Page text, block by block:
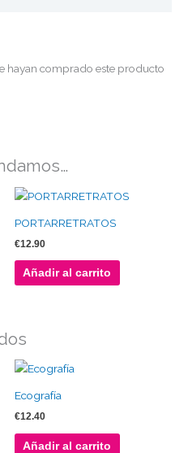
hayan comprado este producto
PORTARRETRATOS
€12.90
Añadir al carrito
Ecografía
€12.40
Añadir al carrito